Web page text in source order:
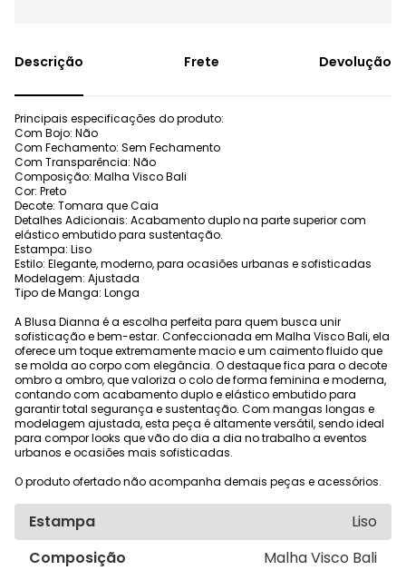
Frete Devolução
Principais especificações do produto:
Com Bojo: Não
Com Fechamento: Sem Fechamento
Com Transparência: Não
Composição: Malha Visco Bali
Cor: Preto
Decote: Tomara que Caia
Detalhes Adicionais: Acabamento duplo na parte superior com
elástico embutido para sustentação.
Estampa: Liso
Estilo: Elegante, moderno, para ocasiões urbanas e sofisticadas
Modelagem: Ajustada
Tipo de Manga: Longa
A Blusa Dianna é a escolha perfeita para quem busca unir
sofisticação e bem-estar. Confeccionada em Malha Visco Bali, ela
oferece um toque extremamente macio e um caimento fluido que
se molda ao corpo com elegância. O destaque fica para o decote
ombro a ombro, que valoriza o colo de forma feminina e moderna,
contando com acabamento duplo e elástico embutido para
garantir total segurança e sustentação. Com mangas longas e
modelagem ajustada, esta peça é altamente versátil, sendo ideal
para compor looks que vão do dia a dia no trabalho a eventos
urbanos e ocasiões mais sofisticadas.
O produto ofertado não acompanha demais peças e acessórios.
Estampa
Liso
Composição
Malha Visco Bali